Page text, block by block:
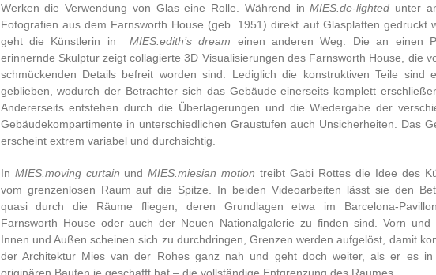
Werken die Verwendung von Glas eine Rolle. Während inMIES.de-lighted unter
Fotografien aus dem Farnsworth House (geb. 1951) direkt auf Glasplatten gedruckt
geht die Künstlerin in MIES.edith’s dream einen anderen Weg. Die an einen
erinnernde Skulptur zeigt collagierte 3D Visualisierungen des Farnsworth House, die
schmückenden Details befreit worden sind. Lediglich die konstruktiven Teile sind
geblieben, wodurch der Betrachter sich das Gebäude einerseits komplett
Andererseits entstehen durch die Überlagerungen und die Wiedergabe der
Gebäudekompartimente in unterschiedlichen Graustufen auch Unsicherheiten. Das
erscheint extrem variabel und durchsichtig.
In MIES.moving curtain undMIES.miesian motion treibt Gabi Rottes die Idee des
vom grenzenlosen Raum auf die Spitze. In beiden Videoarbeiten lässt sie den
quasi durch die Räume fliegen, deren Grundlagen etwa im Barcelona-
Farnsworth House oder auch der Neuen Nationalgalerie zu finden sind. Vorn und
Innen und Außen scheinen sich zu durchdringen, Grenzen werden aufgelöst, damit
der Architektur Mies van der Rohes ganz nah und geht doch weiter, als er es in
originären Bauten je geschafft hat – die vollständige Entgrenzung des Raumes.